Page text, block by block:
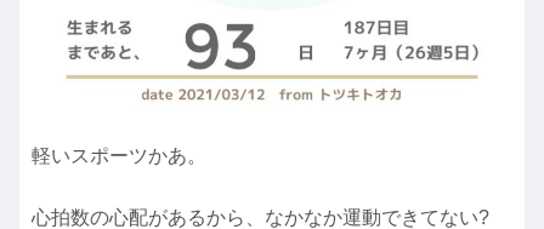
軽いスポーツかあ。
心拍数の心配があるから、なかなか運動できてない?